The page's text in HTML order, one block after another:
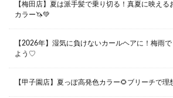
ビル1F
Lee四ツ橋店
【梅田店】夏は派手髪で乗り切る！真夏に映える
カラー🦄💚
【2026年】湿気に負けないカールヘアに！梅雨
よう♡
【甲子園店】夏っぽ高発色カラー🌻ブリーチで理